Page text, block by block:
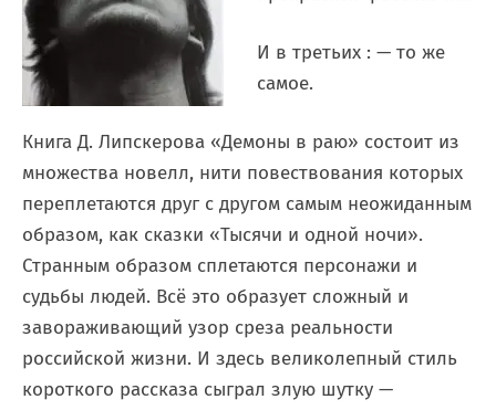
И в третьих : — то же
самое.
Книга Д. Липскерова «Демоны в раю» состоит из
множества новелл, нити повествования которых
переплетаются друг с другом самым неожиданным
образом, как сказки «Тысячи и одной ночи».
Странным образом сплетаются персонажи и
судьбы людей. Всё это образует сложный и
завораживающий узор среза реальности
российской жизни. И здесь великолепный стиль
короткого рассказа сыграл злую шутку —